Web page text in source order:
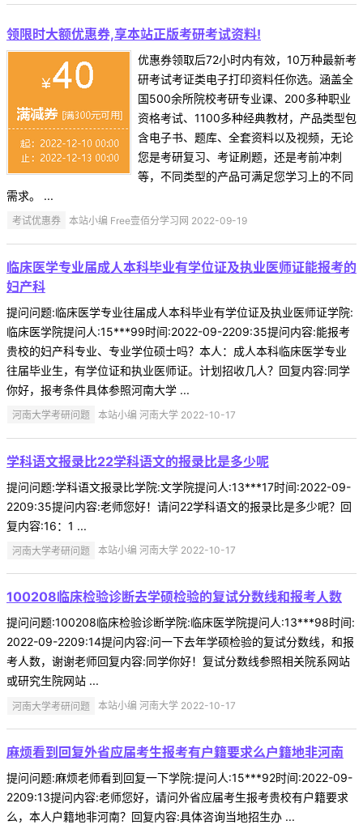
领限时大额优惠券,享本站正版考研考试资料!
优惠券领取后72小时内有效，10万种最新考
研考试考证类电子打印资料任你选。涵盖全
国500余所院校考研专业课、200多种职业
资格考试、1100多种经典教材，产品类型包
含电子书、题库、全套资料以及视频，无论
您是考研复习、考证刷题，还是考前冲刺
等，不同类型的产品可满足您学习上的不同
需求。 ...
考试优惠券 本站小编 Free壹佰分学习网 2022-09-19
临床医学专业届成人本科毕业有学位证及执业医师证能报考的
妇产科
提问问题:临床医学专业往届成人本科毕业有学位证及执业医师证学院:
临床医学院提问人:15***99时间:2022-09-2209:35提问内容:能报考
贵校的妇产科专业、专业学位硕士吗？本人：成人本科临床医学专业
往届毕业生，有学位证和执业医师证。计划招收几人？回复内容:同学
你好，报考条件具体参照河南大学 ...
河南大学考研问题 本站小编 河南大学 2022-10-17
学科语文报录比22学科语文的报录比是多少呢
提问问题:学科语文报录比学院:文学院提问人:13***17时间:2022-09-
2209:35提问内容:老师您好！请问22学科语文的报录比是多少呢？回
复内容:16：1 ...
河南大学考研问题 本站小编 河南大学 2022-10-17
100208临床检验诊断去学硕检验的复试分数线和报考人数
提问问题:100208临床检验诊断学院:临床医学院提问人:13***98时间:
2022-09-2209:14提问内容:问一下去年学硕检验的复试分数线，和报
考人数，谢谢老师回复内容:同学你好！复试分数线参照相关院系网站
或研究生院网站 ...
河南大学考研问题 本站小编 河南大学 2022-10-17
麻烦看到回复外省应届考生报考有户籍要求么户籍地非河南
提问问题:麻烦老师看到回复一下学院:提问人:15***92时间:2022-09-
2209:13提问内容:老师您好，请问外省应届考生报考贵校有户籍要求
么，本人户籍地非河南？回复内容:具体咨询当地招生办 ...